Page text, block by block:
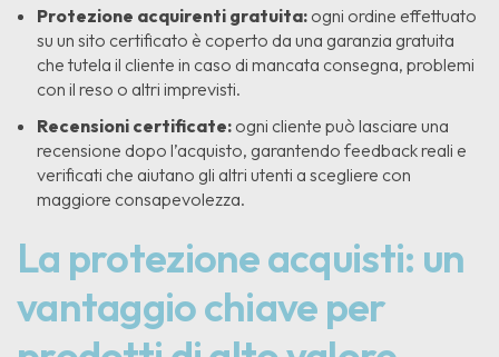
Protezione acquirenti gratuita:ogni ordine effettuato
su un sito certificato è coperto da una garanzia gratuita
che tutela il cliente in caso di mancata consegna, problemi
con il reso o altri imprevisti.
Recensioni certificate:ogni cliente può lasciare una
recensione dopo l’acquisto, garantendo feedback reali e
verificati che aiutano gli altri utenti a scegliere con
maggiore consapevolezza.
La protezione acquisti: un
vantaggio chiave per